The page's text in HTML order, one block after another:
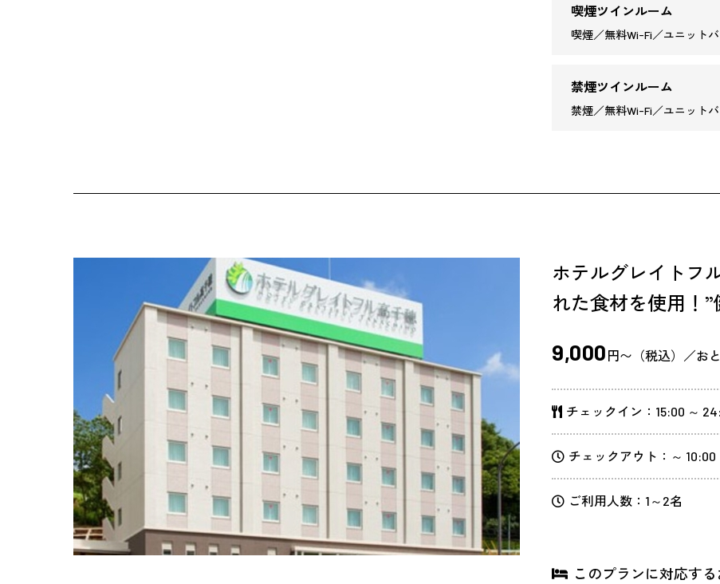
喫煙ツインルーム
喫煙／無料Wi-Fi／ユニットバ
禁煙ツインルーム
禁煙／無料Wi-Fi／ユニットバ
ホテルグレイトフ
れた食材を使用！
9,000 円〜（税込）／お
チェックイン：15:00 ～
チェックアウト：～ 10:00
ご利用人数：1～2名
このプランに対応す